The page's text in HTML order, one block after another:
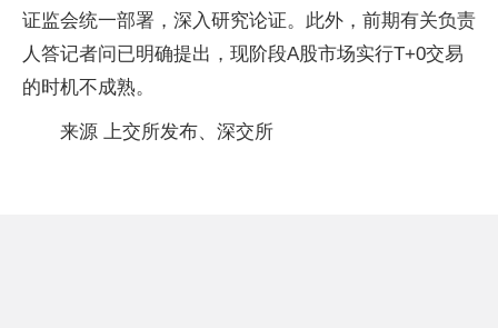
证监会统一部署，深入研究论证。此外，前期有关负责
人答记者问已明确提出，现阶段A股市场实行T+0交易
的时机不成熟。
来源 上交所发布、深交所